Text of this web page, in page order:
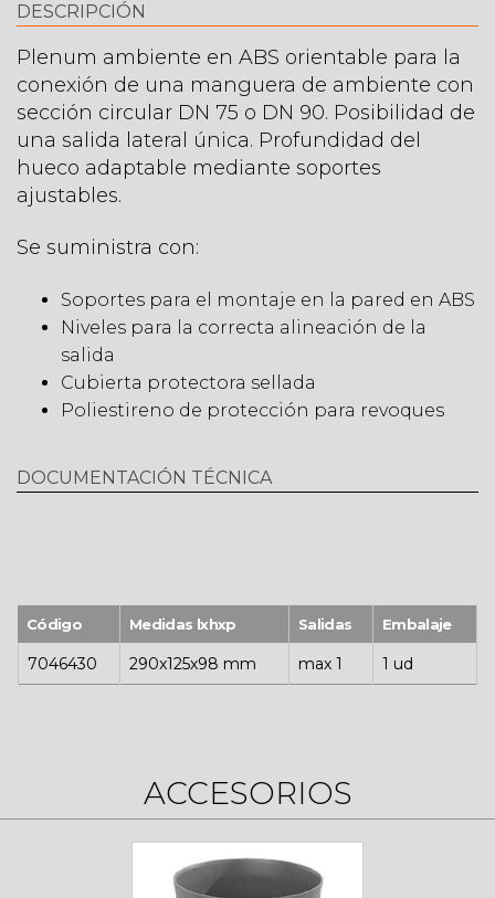
DESCRIPCIÓN
Plenum ambiente en ABS orientable para la
conexión de una manguera de ambiente con
sección circular DN 75 o DN 90. Posibilidad de
una salida lateral única. Profundidad del
hueco adaptable mediante soportes
ajustables.
Se suministra con:
Soportes para el montaje en la pared en ABS
Niveles para la correcta alineación de la
salida
Cubierta protectora sellada
Poliestireno de protección para revoques
DOCUMENTACIÓN TÉCNICA
Código Medidas lxhxp Salidas Embalaje
7046430 290x125x98 mm max 1 1 ud
ACCESORIOS